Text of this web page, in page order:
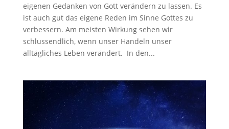
eigenen Gedanken von Gott verändern zu lassen. Es
ist auch gut das eigene Reden im Sinne Gottes zu
verbessern. Am meisten Wirkung sehen wir
schlussendlich, wenn unser Handeln unser
alltägliches Leben verändert. In den...